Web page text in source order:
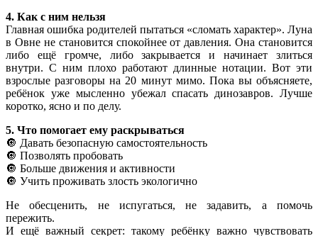
4. Как с ним нельзя
Главная ошибка родителей пытаться «сломать характер». Луна
в Овне не становится спокойнее от давления. Она становится
либо ещё громче, либо закрывается и начинает злиться
внутри. С ним плохо работают длинные нотации. Вот эти
взрослые разговоры на 20 минут мимо. Пока вы объясняете,
ребёнок уже мысленно убежал спасать динозавров. Лучше
коротко, ясно и по делу.
5. Что помогает ему раскрываться
🔘 Давать безопасную самостоятельность
🔘 Позволять пробовать
🔘 Больше движения и активности
🔘 Учить проживать злость экологично
Не обесценить, не испугаться, не задавить, а помочь
пережить.
И ещё важный секрет: такому ребёнку важно чувствовать